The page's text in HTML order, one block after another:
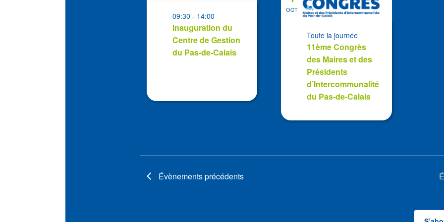
events
PhotoInauguration du
Centre de Gestion
du Pas-de-Calais
09:30 - 14:00
OCT
11ème Congrès
des Maires et des
Présidents
d’Intercommunalité
du Pas-de-Calais
Toute la journée
Évènementsprécédents